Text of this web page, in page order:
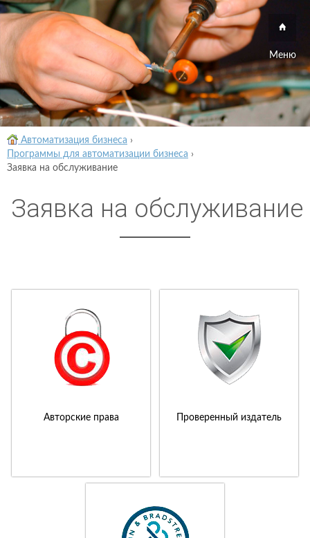
Меню
Автоматизация бизнеса ›
Программы для автоматизации бизнеса ›
Заявка на обслуживание
Заявка на обслуживание
Авторские права Проверенный издатель